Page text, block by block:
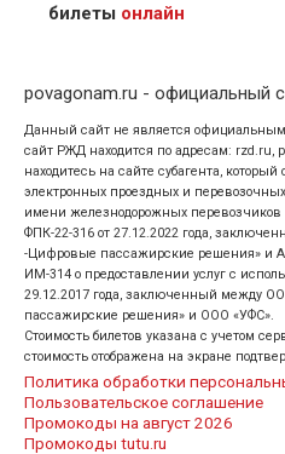
билеты онлайн
povagonam.ru - официальный
Данный сайт не является
сайт РЖД находится по адресам: rzd.ru,
находитесь на сайте субагента,
электронных проездных и перевозочных
имени железнодорожных
ФПК-22-316 от 27.12.2022 года,
-Цифровые пассажирские решения» и
ИМ-314 о предоставлении услуг с
29.12.2017 года, заключенный между
пассажирские решения» и ООО «УФС».
Стоимость билетов указана с учетом
стоимость отображена на экране
Политика обработки
Пользовательское соглашение
Промокоды на август 2026
Промокоды tutu.ru